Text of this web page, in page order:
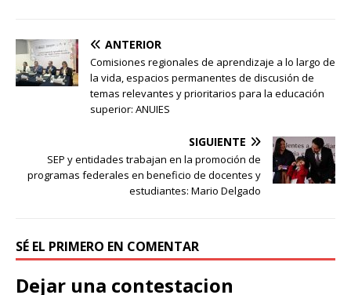
ANTERIOR
Comisiones regionales de aprendizaje a lo largo de
la vida, espacios permanentes de discusión de
temas relevantes y prioritarios para la educación
superior: ANUIES
SIGUIENTE
SEP y entidades trabajan en la promoción de
programas federales en beneficio de docentes y
estudiantes: Mario Delgado
SÉ EL PRIMERO EN COMENTAR
Dejar una contestacion